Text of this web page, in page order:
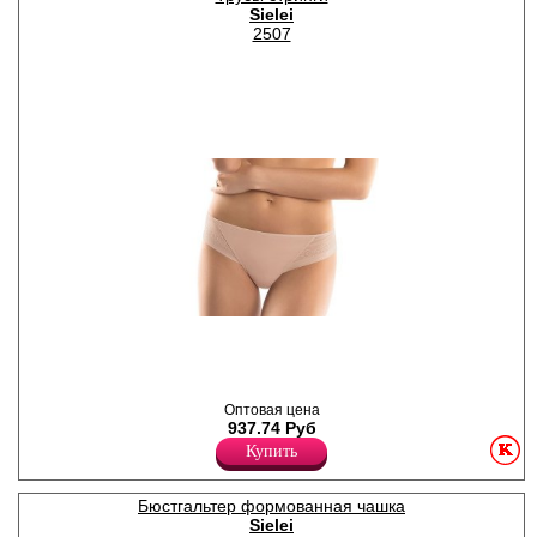
Полиамид 90%
Sielei
2507
Оптовая цена
937.74 Руб
Купить
Бюстгальтер формованная чашка
Sielei